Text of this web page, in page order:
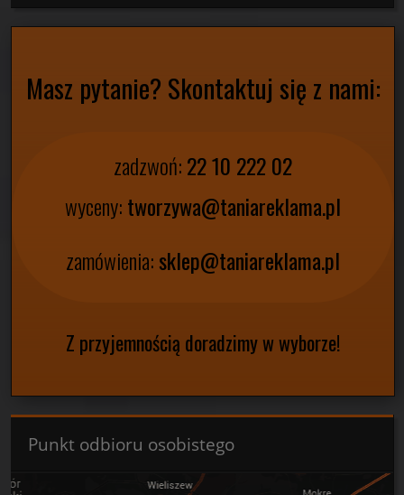
Masz pytanie? Skontaktuj się z nami:
zadzwoń:22 10 222 02
wyceny:tworzywa@taniareklama.pl
zamówienia:sklep@taniareklama.pl
Z przyjemnością doradzimy w wyborze!
Punkt odbioru osobistego